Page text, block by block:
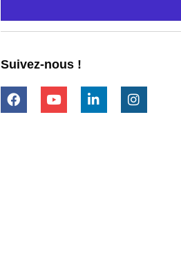
Suivez-nous !